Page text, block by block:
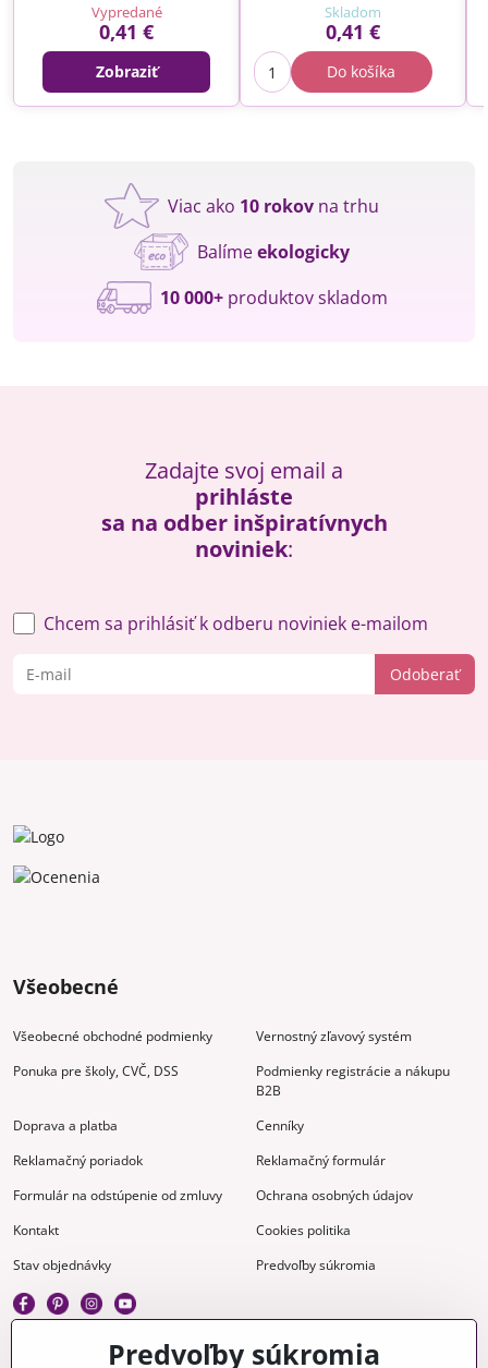
Vypredané
0,41 €
Zobraziť
Skladom
0,41 €
Do košíka
Viac ako 10 rokov na trhu
Balímeekologicky
10 000+produktov skladom
Zadajte svoj email a
prihláste
sa na odber inšpiratívnych
noviniek:
Odoberať
Chcem sa prihlásiť k odberu noviniek e-mailom
Všeobecné
Všeobecné obchodné podmienky
Vernostný zľavový systém
Ponuka pre školy, CVČ, DSS
Podmienky registrácie a nákupu
B2B
Doprava a platba
Cenníky
Reklamačný poriadok
Reklamačný formulár
Formulár na odstúpenie od zmluvy
Ochrana osobných údajov
Kontakt
Cookies politika
Stav objednávky
Predvoľby súkromia
Predvoľby súkromia